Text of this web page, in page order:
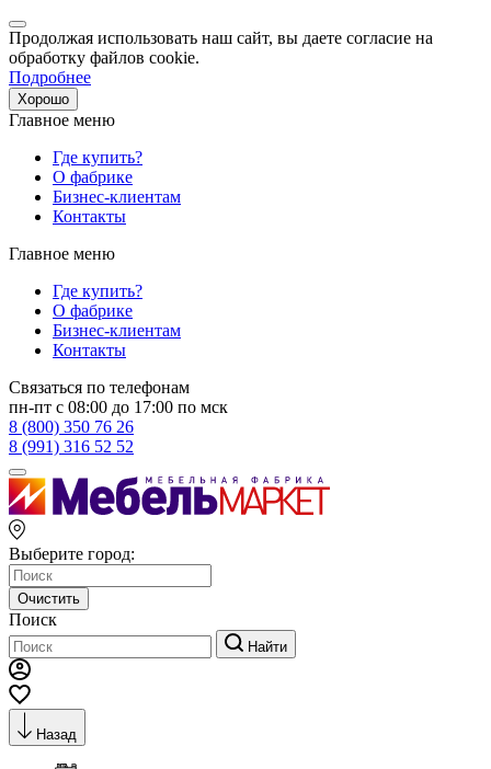
Продолжая использовать наш сайт, вы даете согласие на
обработку файлов cookie.
Подробнее
Хорошо
Главное меню
Где купить?
О фабрике
Бизнес-клиентам
Контакты
Главное меню
Где купить?
О фабрике
Бизнес-клиентам
Контакты
Связаться по телефонам
пн-пт с 08:00 до 17:00 по мск
8 (800) 350 76 26
8 (991) 316 52 52
Выберите город:
Очистить
Поиск
Найти
Назад